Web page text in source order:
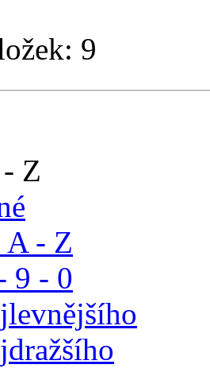
9
Z
A - Z
9 - 0